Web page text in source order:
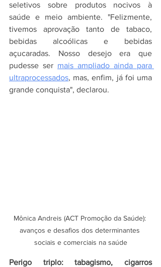
seletivos sobre produtos nocivos à
saúde e meio ambiente. "Felizmente,
tivemos aprovação tanto de tabaco,
bebidas alcoólicas e bebidas
açucaradas. Nosso desejo era que
pudesse ser mais ampliado ainda para
ultraprocessados, mas, enfim, já foi uma
grande conquista", declarou.
Mônica Andreis (ACT Promoção da Saúde):
avanços e desafios dos determinantes
sociais e comerciais na saúde
Perigo triplo: tabagismo, cigarros